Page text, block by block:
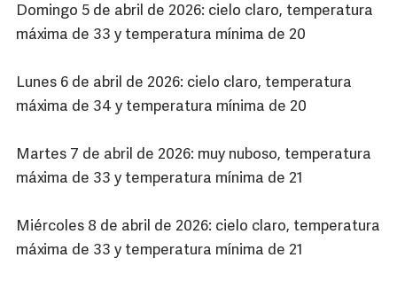
Domingo 5 de abril de 2026: cielo claro, temperatura
máxima de 33 y temperatura mínima de 20
Lunes 6 de abril de 2026: cielo claro, temperatura
máxima de 34 y temperatura mínima de 20
Martes 7 de abril de 2026: muy nuboso, temperatura
máxima de 33 y temperatura mínima de 21
Miércoles 8 de abril de 2026: cielo claro, temperatura
máxima de 33 y temperatura mínima de 21